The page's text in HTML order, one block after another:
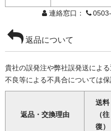
連絡窓口：
返品について
貴社の誤発注や弊社誤発送によ
不良等による不具合については保
返品・交換理由
送料
（往
復）